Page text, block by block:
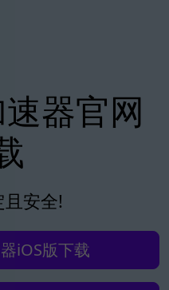
器官网
安全!
iOS版下载